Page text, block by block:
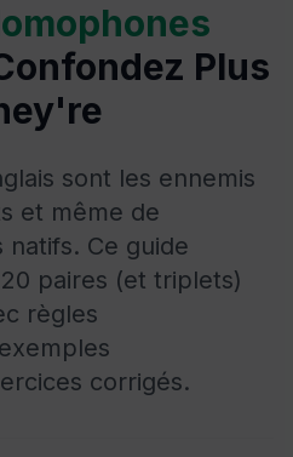
Plus
sont les ennemis
et même de
Ce guide
paires (et triplets)
règles
corrigés.